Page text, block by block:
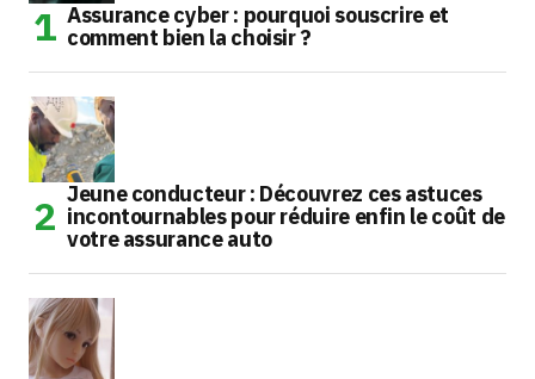
Assurance cyber : pourquoi souscrire et
comment bien la choisir ?
Jeune conducteur : Découvrez ces astuces
incontournables pour réduire enfin le coût de
votre assurance auto